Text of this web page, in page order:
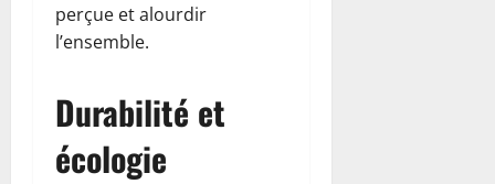
perçue et alourdir
l’ensemble.
Durabilité et
écologie